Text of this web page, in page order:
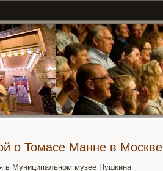
о Томасе Манне в Москве
в Муниципальном музее Пушкина